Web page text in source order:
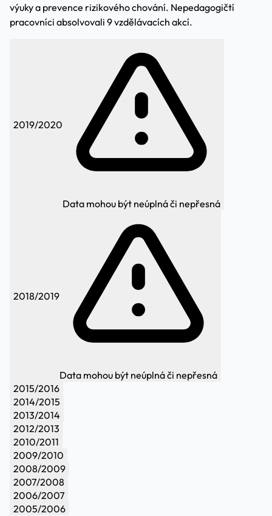
výuky a prevence rizikového chování. Nepedagogičtí
pracovníci absolvovali 9 vzdělávacích akcí.
2019/2020
Data mohou být neúplná či nepřesná
2018/2019
Data mohou být neúplná či nepřesná
2015/2016
2014/2015
2013/2014
2012/2013
2010/2011
2009/2010
2008/2009
2007/2008
2006/2007
2005/2006